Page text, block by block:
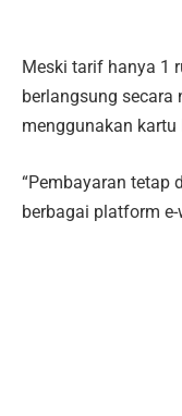
Meski tarif hanya 1
berlangsung secara
menggunakan
“Pembayaran tetap
berbagai platform